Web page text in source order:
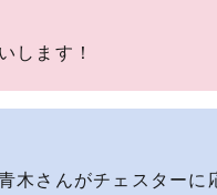
します！
木さんがチェスターに